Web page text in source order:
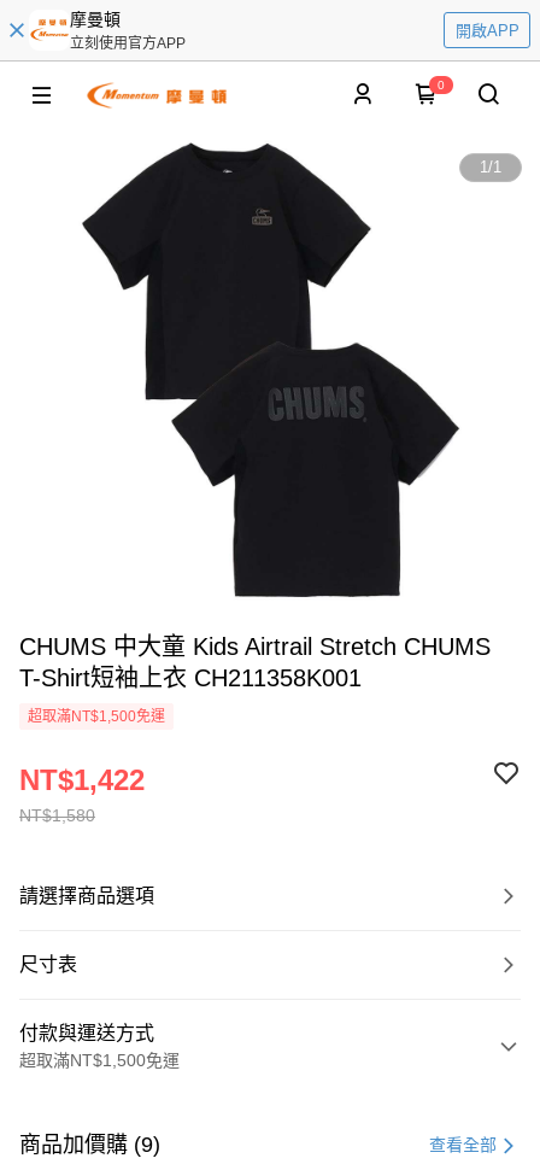
摩曼頓
立刻使用官方APP
開啟APP
0
1/1
CHUMS 中大童 Kids Airtrail Stretch CHUMS
T-Shirt短袖上衣 CH211358K001
超取滿NT$1,500免運
NT$1,580
NT$1,422
請選擇商品選項
尺寸表
付款與運送方式
超取滿NT$1,500免運
信用卡一次付款
商品加價購 (9) 查看全部